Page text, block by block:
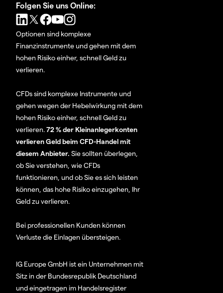
Folgen Sie uns Online:
Optionen sind komplexe
Finanzinstrumente und gehen mit dem
hohen Risiko einher, schnell Geld zu
verlieren.
CFDs sind komplexe Instrumente und
gehen wegen der Hebelwirkung mit dem
hohen Risiko einher, schnell Geld zu
verlieren.72 % der Kleinanlegerkonten
verlieren Geld beim CFD-Handel mit
diesem Anbieter. Sie sollten überlegen,
ob Sie verstehen, wie CFDs
funktionieren, und ob Sie es sich leisten
können, das hohe Risiko einzugehen, Ihr
Geld zu verlieren.
Bei professionellen Kunden können
Verluste die Einlagen übersteigen.
IG Europe GmbH ist ein Unternehmen mit
Sitz in der Bundesrepublik Deutschland
und eingetragen im Handelsregister